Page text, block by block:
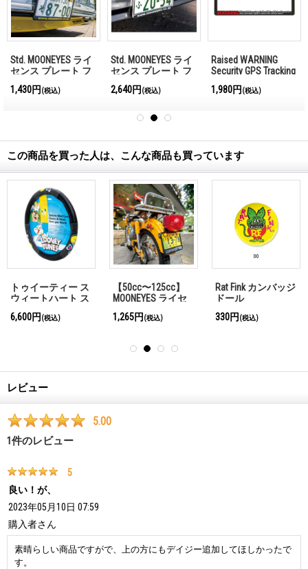
Std. MOONEYES ライ
センス プレート フ
【MG058】
1,430円 (税込)
Std. MOONEYES ライ
センス プレート フ
【MG058】
2,640円 (税込)
Raised WARNING
Security GPS Tracking
プレート フレーム
1,980円 (税込)
この商品を買った人は、こんな商品も買っています
トゥイーティー ス
ウィートハート ス
ル カバー
6,600円 (税込)
【50cc〜125cc】
MOONEYES ライセ
ーム for スモール
1,265円 (税込)
Rat Fink カンバッジ
ドール
330円 (税込)
レビュー
5.00
1件のレビュー
5
良い！が、
2023年05月10日 07:59
購入者さん
素晴らしい商品ですがで、上の方にもデイジー追加してほしかったで
す。